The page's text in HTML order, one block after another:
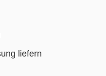
liefern